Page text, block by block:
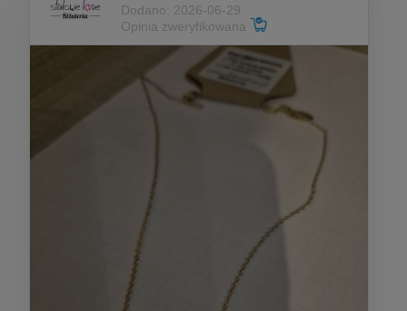
Dodano: 2026-06-29
Opinia zweryfikowana